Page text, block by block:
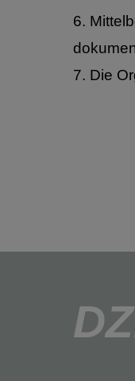
6.
7. Die